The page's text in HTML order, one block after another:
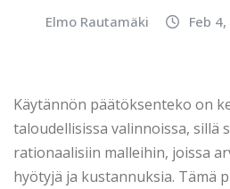
Elmo Rautamäki Feb
Käytännön päätöksenteko on
taloudellisissa valinnoissa, sillä
rationaalisiin malleihin, joissa
hyötyjä ja kustannuksia. Tämä